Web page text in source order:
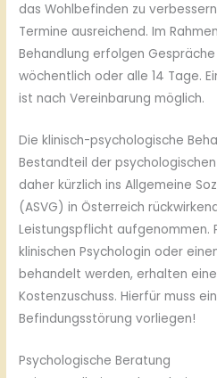
das Wohlbefinden zu
Termine ausreichend. Im
Behandlung erfolgen
wöchentlich oder alle 14 Tage.
ist nach Vereinbarung möglich.
Die klinisch-psychologische
Bestandteil der
daher kürzlich ins Allgemeine
(ASVG) in Österreich
Leistungspflicht aufgenommen.
klinischen Psychologin oder
behandelt werden, erhalten
Kostenzuschuss. Hierfür muss
Befindungsstörung vorliegen!
Psychologische Beratung